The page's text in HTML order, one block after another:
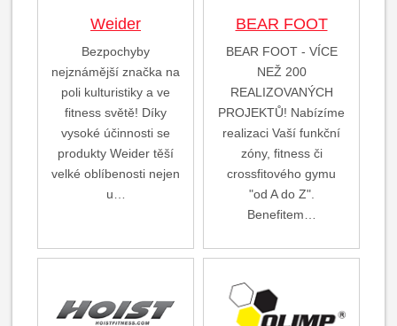
Weider
Bezpochyby
nejznámější značka na
poli kulturistiky a ve
fitness světě! Díky
vysoké účinnosti se
produkty Weider těší
velké oblíbenosti nejen
u…
BEAR FOOT
BEAR FOOT - VÍCE
NEŽ 200
REALIZOVANÝCH
PROJEKTŮ! Nabízíme
realizaci Vaší funkční
zóny, fitness či
crossfitového gymu
"od A do Z".
Benefitem…